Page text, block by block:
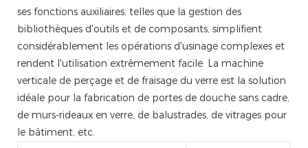
ses fonctions auxiliaires, telles que la gestion des
bibliothèques d'outils et de composants, simplifient
considérablement les opérations d'usinage complexes et
rendent l'utilisation extrêmement facile. La machine
verticale de perçage et de fraisage du verre est la solution
idéale pour la fabrication de portes de douche sans cadre,
de murs-rideaux en verre, de balustrades, de vitrages pour
le bâtiment, etc.